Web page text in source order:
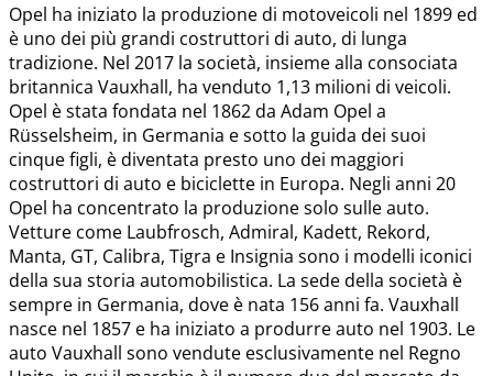
Opel ha iniziato la produzione di motoveicoli nel 1899 ed
è uno dei più grandi costruttori di auto, di lunga
tradizione. Nel 2017 la società, insieme alla consociata
britannica Vauxhall, ha venduto 1,13 milioni di veicoli.
Opel è stata fondata nel 1862 da Adam Opel a
Rüsselsheim, in Germania e sotto la guida dei suoi
cinque figli, è diventata presto uno dei maggiori
costruttori di auto e biciclette in Europa. Negli anni 20
Opel ha concentrato la produzione solo sulle auto.
Vetture come Laubfrosch, Admiral, Kadett, Rekord,
Manta, GT, Calibra, Tigra e Insignia sono i modelli iconici
della sua storia automobilistica. La sede della società è
sempre in Germania, dove è nata 156 anni fa. Vauxhall
nasce nel 1857 e ha iniziato a produrre auto nel 1903. Le
auto Vauxhall sono vendute esclusivamente nel Regno